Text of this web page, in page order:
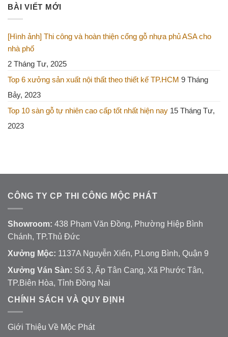
BÀI VIẾT MỚI
[Hình ảnh] Thi công và hoàn thiện cổng gỗ nhựa phủ ASA cho
nhà phố
2 Tháng Tư, 2025
Top 6 xưởng sản xuất nội thất theo thiết kế TP.HCM 9 Tháng
Bảy, 2023
Top 10 sàn gỗ tự nhiên cao cấp tốt nhất hiện nay 15 Tháng Tư,
2023
CÔNG TY CP THI CÔNG MỘC PHÁT
Showroom: 438 Phạm Văn Đồng, Phường Hiệp Bình
Chánh, TP.Thủ Đức
Xưởng Mộc: 1137A Nguyễn Xiển, P.Long Bình, Quận 9
Xưởng Ván Sàn: Số 3, Ấp Tân Cang, Xã Phước Tân,
TP.Biên Hòa, Tỉnh Đồng Nai
CHÍNH SÁCH VÀ QUY ĐỊNH
Giới Thiệu Về Mộc Phát